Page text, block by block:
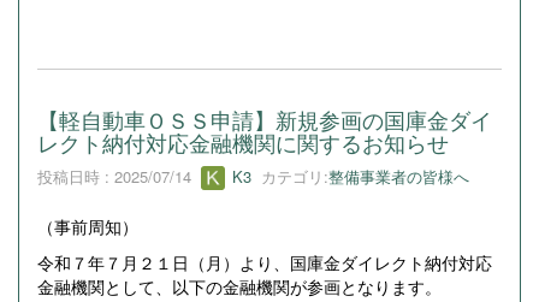
【軽自動車ＯＳＳ申請】新規参画の国庫金ダイ
レクト納付対応金融機関に関するお知らせ
投稿日時 : 2025/07/14 K3 カテゴリ:整備事業者の皆様へ
（事前周知）
令和７年７月２１日（月）より、国庫金ダイレクト納付対応
金融機関として、以下の金融機関が参画となります。